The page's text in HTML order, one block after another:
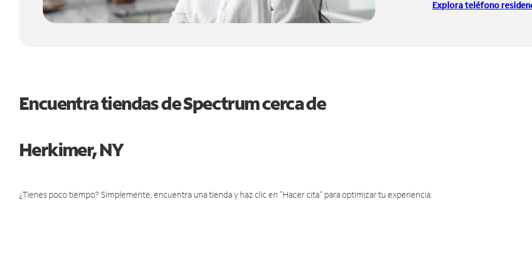
Explora teléfono
Encuentra tiendas de Spectrum cerca de
Herkimer, NY
¿Tienes poco tiempo? Simplemente, encuentra una tienda y haz clic en "Hacer cita" para optimizar tu experiencia.